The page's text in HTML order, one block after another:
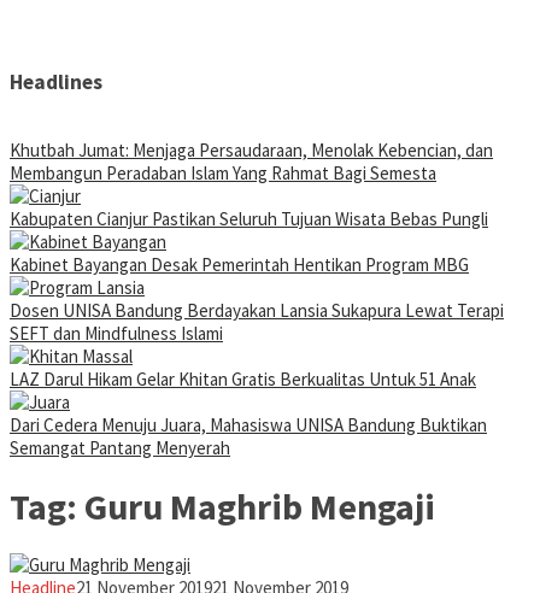
Headlines
Khutbah Jumat: Menjaga Persaudaraan, Menolak Kebencian, dan
Membangun Peradaban Islam Yang Rahmat Bagi Semesta
Kabupaten Cianjur Pastikan Seluruh Tujuan Wisata Bebas Pungli
Kabinet Bayangan Desak Pemerintah Hentikan Program MBG
Dosen UNISA Bandung Berdayakan Lansia Sukapura Lewat Terapi
SEFT dan Mindfulness Islami
LAZ Darul Hikam Gelar Khitan Gratis Berkualitas Untuk 51 Anak
Dari Cedera Menuju Juara, Mahasiswa UNISA Bandung Buktikan
Semangat Pantang Menyerah
Tag: Guru Maghrib Mengaji
HeadlineJabar
21 November 201921 November 2019